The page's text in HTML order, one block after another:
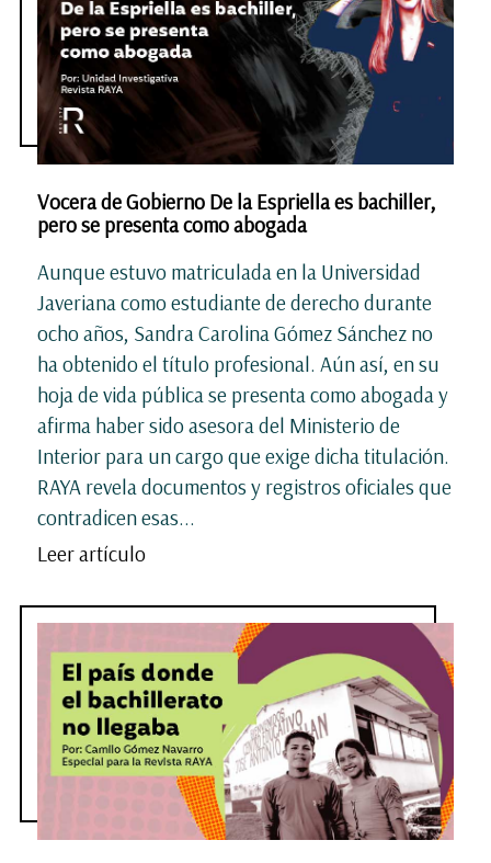
Vocera de Gobierno De la Espriella es bachiller,
pero se presenta como abogada
Aunque estuvo matriculada en la Universidad
Javeriana como estudiante de derecho durante
ocho años, Sandra Carolina Gómez Sánchez no
ha obtenido el título profesional. Aún así, en su
hoja de vida pública se presenta como abogada y
afirma haber sido asesora del Ministerio de
Interior para un cargo que exige dicha titulación.
RAYA revela documentos y registros oficiales que
contradicen esas...
Leer artículo